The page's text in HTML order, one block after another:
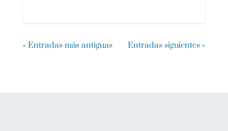
« Entradas más antiguas Entradas siguientes »